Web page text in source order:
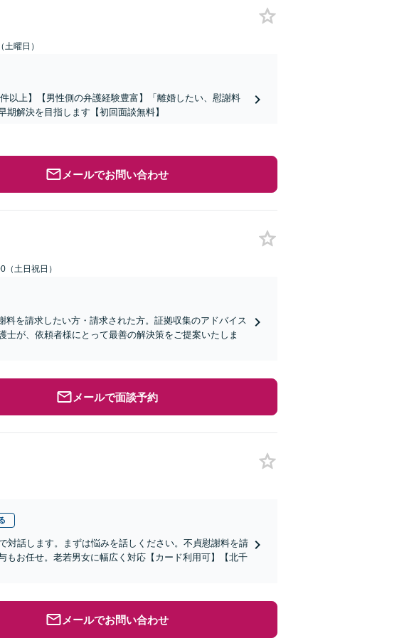
曜日）
以上】【男性側の弁護経験豊富】「離婚したい、慰謝料
解決を目指します【初回面談無料】
メールでお問い合わせ
土日祝日）
料を請求したい方・請求された方。証拠収集のアドバイス
が、依頼者様にとって最善の解決策をご提案いたしま
メールで面談予約
対話します。まずは悩みを話しください。不貞慰謝料を請
お任せ。老若男女に幅広く対応【カード利用可】【北千
メールでお問い合わせ